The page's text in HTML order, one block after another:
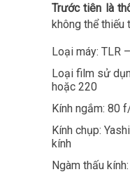
Trước tiên là
không thể thiếu
Loại máy: TLR
Loại film sử
hoặc 220
Kính ngắm: 80
Kính chụp:
kính
Ngàm thấu